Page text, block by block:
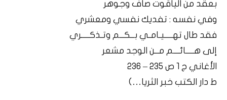
بعقد من الياقوت صاف وجوهر
وفي نفسه : تفديك نفسي ومعشري
فقد طال تهــــيـامـي بــكــم وتـذكــــري
إلى هــــائـــم مــن الوجد مشعر
الأغاني ج 1 ص 235 – 236
ط دار الكتب خبر الثريا…)